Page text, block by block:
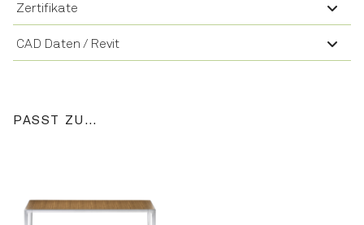
Zertifikate
CAD Daten / Revit
PASST ZU…